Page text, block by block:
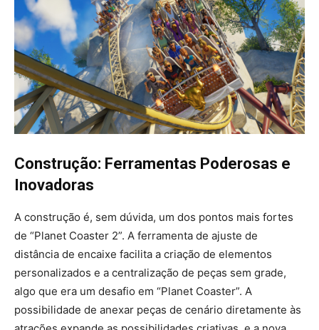
Construção: Ferramentas Poderosas e
Inovadoras
A construção é, sem dúvida, um dos pontos mais fortes
de “Planet Coaster 2”. A ferramenta de ajuste de
distância de encaixe facilita a criação de elementos
personalizados e a centralização de peças sem grade,
algo que era um desafio em “Planet Coaster”. A
possibilidade de anexar peças de cenário diretamente às